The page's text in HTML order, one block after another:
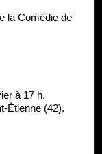
la Comédie de
à 17 h.
Étienne (42).